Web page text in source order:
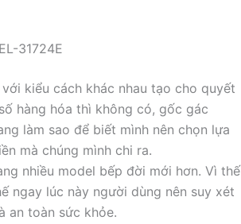
31724E
kiểu cách khác nhau tạo cho quyết
hàng hóa thì không có, gốc gác
làm sao để biết mình nên chọn lựa
mà chúng mình chi ra.
nhiều model bếp đời mới hơn. Vì thế
ngay lúc này người dùng nên suy xét
an toàn sức khỏe.